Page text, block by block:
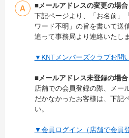
■メールアドレスの変更の場合
下記ページより、「お名前」
ワード不明」の旨を書いて送
追って事務局より連絡いたしま
▼KNTメンバーズクラブお問
■メールアドレス未登録の場合
店舗での会員登録の際、メー
だかなかったお客様は、下記
い。
▼会員ログイン（店舗で会員